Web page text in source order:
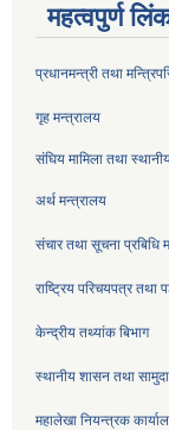
महत्वपुर्ण
प्रधानमन्त्री तथा
गृह मन्त्रालय
संघिय मामिला तथा
अर्थ मन्त्रालय
संचार तथा सूचना प्रबिधि
राष्ट्रिय परिचयपत्र तथा
केन्द्रीय तथ्यांक बिभाग
स्थानीय शासन तथा
महालेखा नियन्त्रक